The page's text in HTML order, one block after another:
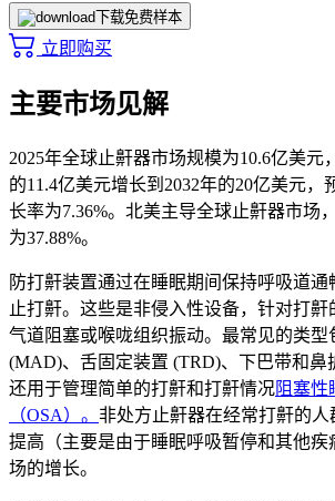
下载免费样本
立即购买
主要市场见解
2025年全球止鼾器市场规模为10.6亿美元
的11.4亿美元增长到2032年的20亿美元，
长率为7.36%。北美主导全球止鼾器市场
为37.88%。
防打鼾装置通过在睡眠期间保持呼吸道
止打鼾。这些是非侵入性设备，针对打鼾
气道阻塞或喉咙组织振动。最常见的类型
(MAD)、舌固定装置 (TRD)、下巴带和鼻
还用于管理简单的打鼾和打鼾情况阻塞性
（OSA）。 非处方止鼾器在经常打鼾的
提高（主要是由于睡眠呼吸暂停和其他疾
场的增长。